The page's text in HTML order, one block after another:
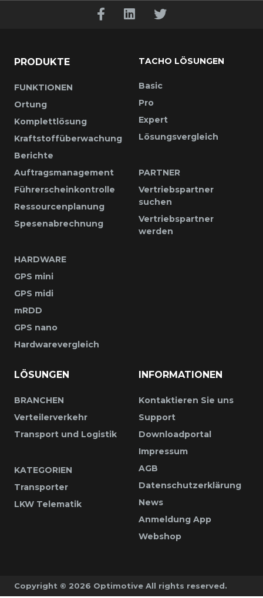
PRODUKTE
FUNKTIONEN
Ortung
Komplettlösung
Kraftstoffüberwachung
Berichte
Auftragsmanagement
Führerscheinkontrolle
Ressourcenplanung
Spesenabrechnung
HARDWARE
GPS mini
GPS midi
mRDD
GPS nano
Hardwarevergleich
TACHO LÖSUNGEN
Basic
Pro
Expert
Lösungsvergleich
PARTNER
Vertriebspartner
suchen
Vertriebspartner
werden
LÖSUNGEN
BRANCHEN
Verteilerverkehr
Transport und Logistik
KATEGORIEN
Transporter
LKW Telematik
INFORMATIONEN
Kontaktieren Sie uns
Support
Downloadportal
Impressum
AGB
Datenschutzerklärung
News
Anmeldung App
Webshop
Copyright © 2026 Optimotive All rights reserved.